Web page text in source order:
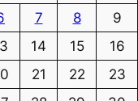
7 8
9
14 15
16
21 22
23